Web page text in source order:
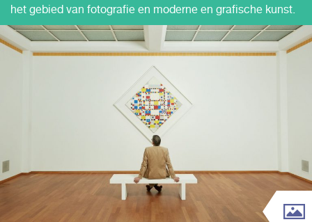
het gebied van fotografie en moderne en grafische kunst.